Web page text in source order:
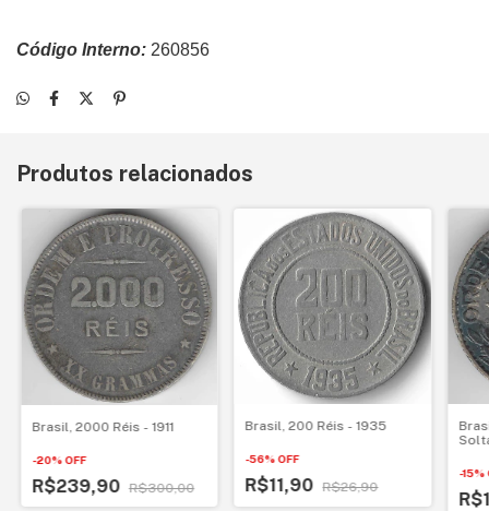
Código Interno: 260856
Produtos relacionados
Brasil, 2000 Réis - 1911
-20%OFF
R$239,90 R$300,00
Brasil, 200 Réis - 1935
-56%OFF
R$11,90 R$26,90
-15%